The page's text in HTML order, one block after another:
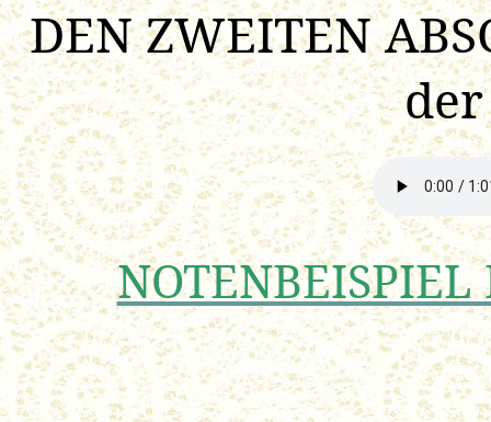
DEN ZWEITEN
NOTENBEISPIEL